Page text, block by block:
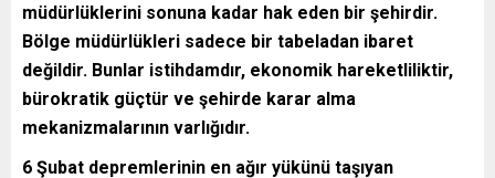
müdürlüklerini sonuna kadar hak eden bir şehirdir.
Bölge müdürlükleri sadece bir tabeladan ibaret
değildir. Bunlar istihdamdır, ekonomik hareketliliktir,
bürokratik güçtür ve şehirde karar alma
mekanizmalarının varlığıdır.
6 Şubat depremlerinin en ağır yükünü taşıyan